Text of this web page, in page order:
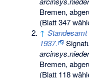
Bremen,
(Blatt 347
↑
1937.
Bremen,
(Blatt 118